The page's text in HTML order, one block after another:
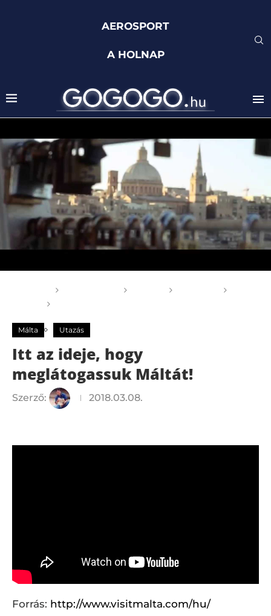
AEROSPORT
A HOLNAP
Málta Utazás
Itt az ideje, hogy
meglátogassuk Máltát!
Szerző: 2018.03.08.
Forrás: http://www.visitmalta.com/hu/